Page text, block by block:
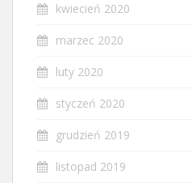
kwiecień 2020
marzec 2020
luty 2020
styczeń 2020
grudzień 2019
listopad 2019